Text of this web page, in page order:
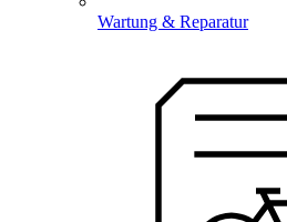
Wartung & Reparatur